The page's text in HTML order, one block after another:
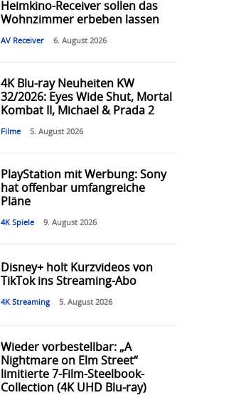
Heimkino-Receiver sollen das
Wohnzimmer erbeben lassen
AV Receiver 6. August 2026
4K Blu-ray Neuheiten KW
32/2026: Eyes Wide Shut, Mortal
Kombat II, Michael & Prada 2
Filme 5. August 2026
PlayStation mit Werbung: Sony
hat offenbar umfangreiche
Pläne
4K Spiele 9. August 2026
Disney+ holt Kurzvideos von
TikTok ins Streaming-Abo
4K Streaming 5. August 2026
Wieder vorbestellbar: „A
Nightmare on Elm Street“
limitierte 7-Film-Steelbook-
Collection (4K UHD Blu-ray)